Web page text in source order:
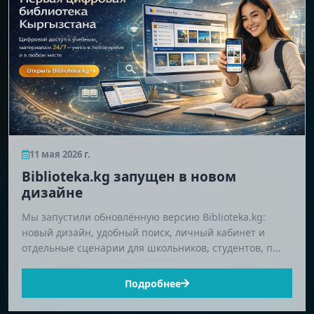
11 мая 2026 г.
Biblioteka.kg запущен в новом
дизайне
Мы запустили обновлённую версию Biblioteka.kg:
новый дизайн, удобный поиск, личный кабинет и
отдельные сценарии для школьников, студентов, п…
Подробнее